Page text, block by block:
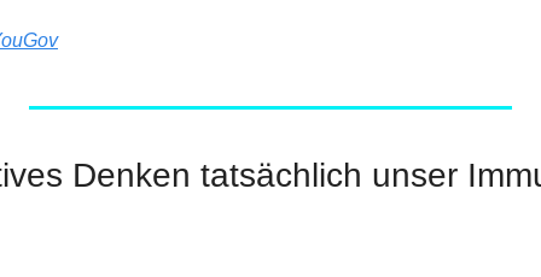
Denken tatsächlich unser